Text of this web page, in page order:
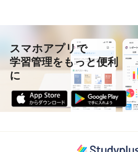
スマホアプリで
学習管理をもっと便利
に